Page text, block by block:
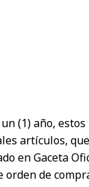
(1) año,
artículos,
en Gaceta
de